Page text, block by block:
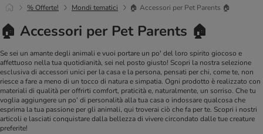
% Offerte! Mondi tematici 🏠 Accessori per Pet Parents 🏠
🏠 Accessori per Pet Parents 🏠
Se sei un amante degli animali e vuoi portare un po' del loro spirito giocoso e
affettuoso nella tua quotidianità, sei nel posto giusto! Scopri la nostra selezione
esclusiva di accessori unici per la casa e la persona, pensati per chi, come te, non
riesce a fare a meno di un tocco di natura e simpatia. Ogni prodotto è realizzato con
materiali di qualità per offrirti comfort, praticità e, naturalmente, un sorriso. Che tu
voglia aggiungere un po’ di personalità alla tua casa o indossare qualcosa che
esprima la tua passione per gli animali, qui troverai ciò che fa per te. Scopri i nostri
articoli e lasciati conquistare dalla bellezza di vivere circondato dalle tue creature
preferite!